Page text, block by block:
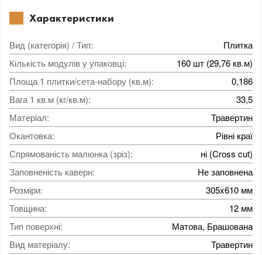
Характеристики
Вид (категорія) / Тип:
Плитка
Кількість модулів у упаковці:
160 шт (29,76 кв.м)
Площа 1 плитки/сета-набору (кв.м):
0,186
Вага 1 кв.м (кг/кв.м):
33,5
Матеріал:
Травертин
Окантовка:
Рівні краї
Спрямованість малюнка (зріз):
ні (Cross cut)
Заповненість каверн:
Не заповнена
Розміри:
305x610 мм
Товщина:
12 мм
Тип поверхні:
Матова, Брашована
Вид матеріалу:
Травертин